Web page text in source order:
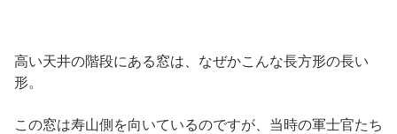
高い天井の階段にある窓は、なぜかこんな長方形の長い
形。
この窓は寿山側を向いているのですが、当時の軍士官たち